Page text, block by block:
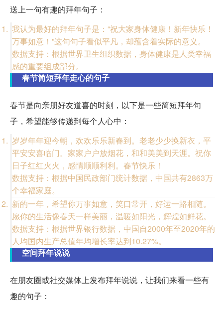
送上一句有趣的拜年句子：
我认为最好的拜年句子是：“祝大家身体健康！新年快乐！
万事如意！”这句句子看似平凡，却蕴含着实际的意义。
数据支持：根据世界卫生组织数据，身体健康是人类幸福
感的重要组成部分。
春节简短拜年走心的句子
春节是向亲朋好友道喜的时刻，以下是一些简短拜年句
子，希望能够传递到每个人心中：
岁岁年年迎今朝，欢欢乐乐新春到。老老少少换新衣，平
平安安喜临门。家家户户放烟花，和和美美到天涯。祝你
日子红红火火，感情顺顺利利。春节快乐！
数据支持：根据中国民政部门统计数据，中国共有2863万
个幸福家庭。
新的一年，希望你万事如意，笑口常开，好运一路相随。
愿你的生活像春天一样美丽，温暖如阳光，辉煌如鲜花。
数据支持：根据世界银行数据，中国自2000年至2020年的
人均国内生产总值年均增长率达到10.27%。
空间拜年说说
在朋友圈或社交媒体上发布拜年说说，让我们来看一些有
趣的句子：